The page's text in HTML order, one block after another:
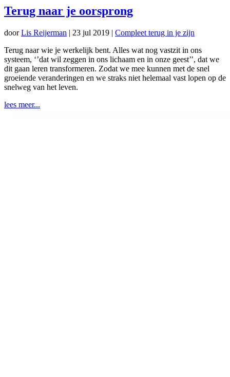
Terug naar je oorsprong
doorLis Reijerman | 23 jul 2019 | Compleet terug in je zijn
Terug naar wie je werkelijk bent. Alles wat nog vastzit in ons
systeem, ‘’dat wil zeggen in ons lichaam en in onze geest’’, dat we
dit gaan leren transformeren. Zodat we mee kunnen met de snel
groeiende veranderingen en we straks niet helemaal vast lopen op de
snelweg van het leven.
lees meer...